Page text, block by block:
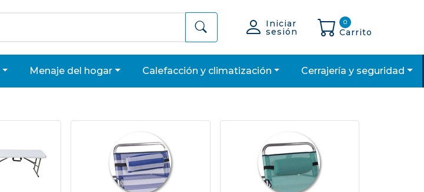
Iniciar
sesión
0
Carrito
menaje del hogar calefacción y climatización cerrajería y seguridad